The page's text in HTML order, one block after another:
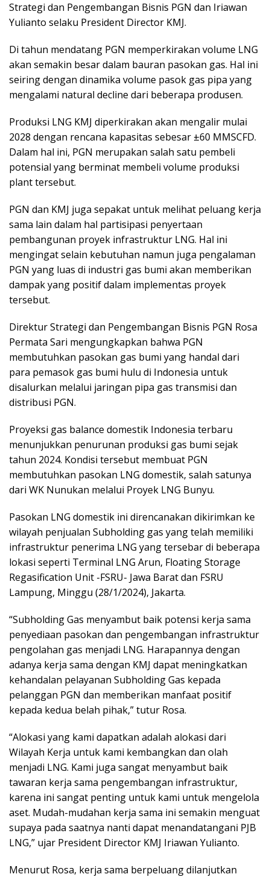
Strategi dan Pengembangan Bisnis PGN dan Iriawan
Yulianto selaku President Director KMJ.
Di tahun mendatang PGN memperkirakan volume LNG
akan semakin besar dalam bauran pasokan gas. Hal ini
seiring dengan dinamika volume pasok gas pipa yang
mengalami natural decline dari beberapa produsen.
Produksi LNG KMJ diperkirakan akan mengalir mulai
2028 dengan rencana kapasitas sebesar ±60 MMSCFD.
Dalam hal ini, PGN merupakan salah satu pembeli
potensial yang berminat membeli volume produksi
plant tersebut.
PGN dan KMJ juga sepakat untuk melihat peluang kerja
sama lain dalam hal partisipasi penyertaan
pembangunan proyek infrastruktur LNG. Hal ini
mengingat selain kebutuhan namun juga pengalaman
PGN yang luas di industri gas bumi akan memberikan
dampak yang positif dalam implementas proyek
tersebut.
Direktur Strategi dan Pengembangan Bisnis PGN Rosa
Permata Sari mengungkapkan bahwa PGN
membutuhkan pasokan gas bumi yang handal dari
para pemasok gas bumi hulu di Indonesia untuk
disalurkan melalui jaringan pipa gas transmisi dan
distribusi PGN.
Proyeksi gas balance domestik Indonesia terbaru
menunjukkan penurunan produksi gas bumi sejak
tahun 2024. Kondisi tersebut membuat PGN
membutuhkan pasokan LNG domestik, salah satunya
dari WK Nunukan melalui Proyek LNG Bunyu.
Pasokan LNG domestik ini direncanakan dikirimkan ke
wilayah penjualan Subholding gas yang telah memiliki
infrastruktur penerima LNG yang tersebar di beberapa
lokasi seperti Terminal LNG Arun, Floating Storage
Regasification Unit -FSRU- Jawa Barat dan FSRU
Lampung, Minggu (28/1/2024), Jakarta.
“Subholding Gas menyambut baik potensi kerja sama
penyediaan pasokan dan pengembangan infrastruktur
pengolahan gas menjadi LNG. Harapannya dengan
adanya kerja sama dengan KMJ dapat meningkatkan
kehandalan pelayanan Subholding Gas kepada
pelanggan PGN dan memberikan manfaat positif
kepada kedua belah pihak,” tutur Rosa.
“Alokasi yang kami dapatkan adalah alokasi dari
Wilayah Kerja untuk kami kembangkan dan olah
menjadi LNG. Kami juga sangat menyambut baik
tawaran kerja sama pengembangan infrastruktur,
karena ini sangat penting untuk kami untuk mengelola
aset. Mudah-mudahan kerja sama ini semakin menguat
supaya pada saatnya nanti dapat menandatangani PJB
LNG,” ujar President Director KMJ Iriawan Yulianto.
Menurut Rosa, kerja sama berpeluang dilanjutkan